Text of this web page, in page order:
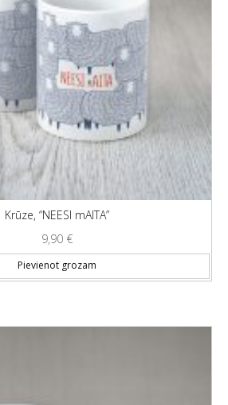
Krūze, “NEESI mAITA”
9,90 €
Pievienot grozam